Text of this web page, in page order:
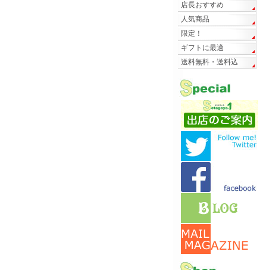
店長おすすめ
人気商品
限定！
ギフトに最適
送料無料・送料込